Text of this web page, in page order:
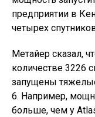
предприятии в
четырех
Метайер сказал,
количестве 3226
запущены
6. Например,
больше, чем у